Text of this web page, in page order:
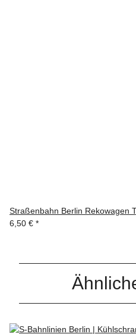
Straßenbahn Berlin Rekowagen
6,50 € *